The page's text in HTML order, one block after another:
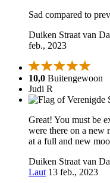
Sad compared to
Duiken Straat van
feb., 2023
10,0 Buitengewoon
Judi R
Great! You must be
were there on a new
at a full and new
Duiken Straat van
Laut 13 feb., 2023